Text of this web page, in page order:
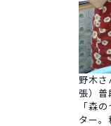
野木さ
張）普
「森
ター。